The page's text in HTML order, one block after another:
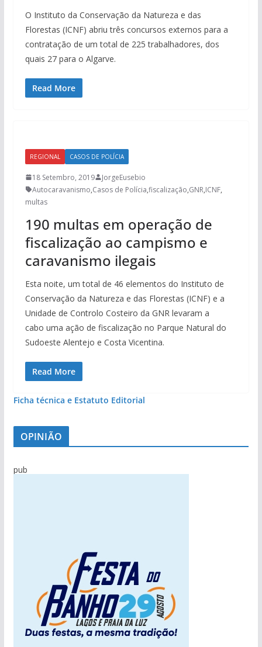
O Instituto da Conservação da Natureza e das
Florestas (ICNF) abriu três concursos externos para a
contratação de um total de 225 trabalhadores, dos
quais 27 para o Algarve.
Read More
REGIONAL CASOS DE POLÍCIA
18 Setembro, 2019
JorgeEusebio
Autocaravanismo,Casos de Polícia,fiscalização,GNR,ICNF,
multas
190 multas em operação de
fiscalização ao campismo e
caravanismo ilegais
Esta noite, um total de 46 elementos do Instituto de
Conservação da Natureza e das Florestas (ICNF) e a
Unidade de Controlo Costeiro da GNR levaram a
cabo uma ação de fiscalização no Parque Natural do
Sudoeste Alentejo e Costa Vicentina.
Read More
Ficha técnica e Estatuto Editorial
OPINIÃO
pub